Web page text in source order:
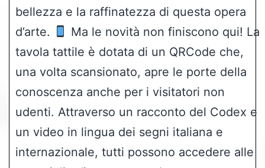
bellezza e la raffinatezza di questa opera
d’arte.
Ma le novità non finiscono qui! La
tavola tattile è dotata di un QRCode che,
una volta scansionato, apre le porte della
conoscenza anche per i visitatori non
udenti. Attraverso un racconto del Codex e
un video in lingua dei segni italiana e
internazionale, tutti possono accedere alle